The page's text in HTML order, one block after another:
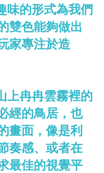
味的形式為我們
雙色能夠做出
家專注於造
上冉冉雲霧裡的
經的鳥居，也
畫面，像是利
奏感、或者在
最佳的視覺平